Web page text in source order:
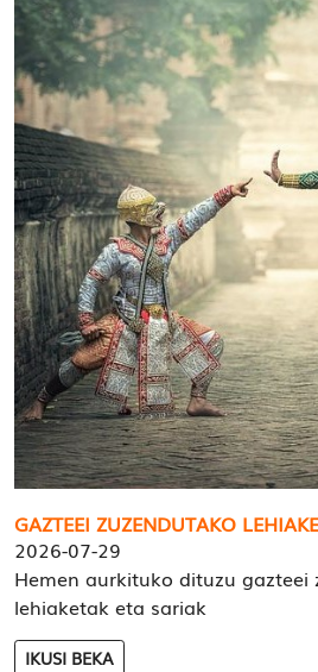
GAZTEEI ZUZENDUTAKO
2026-07-29
Hemen aurkituko dituzu gazteei
lehiaketak eta sariak
IKUSI BEKA